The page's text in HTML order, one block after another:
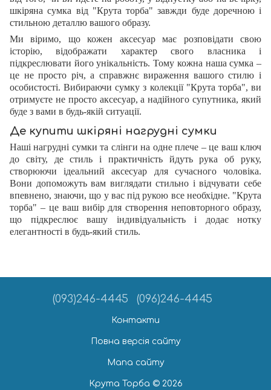
шкіряна сумка від "Крута торба" завжди буде доречною і
стильною деталлю вашого образу.
Ми віримо, що кожен аксесуар має розповідати свою
історію, відображати характер свого власника і
підкреслювати його унікальність. Тому кожна наша сумка –
це не просто річ, а справжнє вираження вашого стилю і
особистості. Вибираючи сумку з колекції "Крута торба", ви
отримуєте не просто аксесуар, а надійного супутника, який
буде з вами в будь-якій ситуації.
Де купити шкіряні нагрудні сумки
Наші нагрудні сумки та слінги на одне плече – це ваш ключ
до світу, де стиль і практичність йдуть рука об руку,
створюючи ідеальний аксесуар для сучасного чоловіка.
Вони допоможуть вам виглядати стильно і відчувати себе
впевнено, знаючи, що у вас під рукою все необхідне. "Крута
торба" – це ваш вибір для створення неповторного образу,
що підкреслює вашу індивідуальність і додає нотку
елегантності в будь-який стиль.
(093)246-4445 (096)246-4445
Контакти
Повна версія сайту
Мапа сайту
Крута Торба © 2026